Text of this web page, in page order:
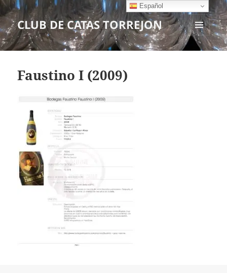
CLUB DE CATAS TORREJON
MENÚ
Y
Faustino I (2009)
Español